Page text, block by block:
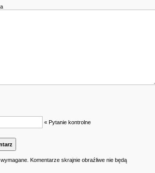
« Pytanie kontrolne
Komentarze skrajnie obraźliwe nie będą